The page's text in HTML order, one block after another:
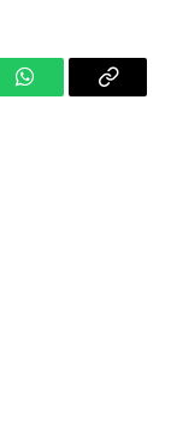
WhatsAppCopy